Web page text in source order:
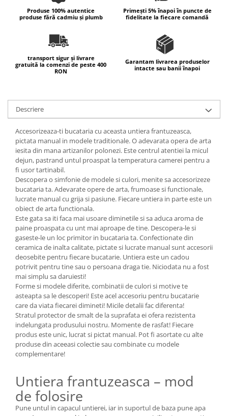
Produse 100% autentice
produse fără cadmiu și plumb
Primești 5% înapoi în puncte de
fidelitate la fiecare comandă
transport sigur și livrare
gratuită la comenzi de peste 400
RON
Garantam livrarea produselor
intacte sau banii înapoi
Descriere
Accesorizeaza-ti bucataria cu aceasta untiera frantuzeasca,
pictata manual in modele traditionale. O adevarata opera de arta
iesita din mana artizanilor polonezi. Este centrul atentiei la micul
dejun, pastrand untul proaspat la temperatura camerei pentru a
fi usor tartinabil.
Descopera o simfonie de modele si culori, menite sa accesorizeze
bucataria ta. Adevarate opere de arta, frumoase si functionale,
lucrate manual cu grija si pasiune. Fiecare untiera in parte este un
obiect de arta functionala.
Este gata sa iti faca mai usoare diminetile si sa aduca aroma de
paine proaspata cu unt mai aproape de tine. Descopera-le si
gaseste-le un loc primitor in bucataria ta. Confectionate din
ceramica de inalta calitate, pictate si lucrate manual sunt accesorii
deosebite pentru fiecare bucatarie. Untiera este un cadou
potrivit pentru tine sau o persoana draga tie. Niciodata nu a fost
mai simplu sa daruiesti!
Forme si modele diferite, combinatii de culori si motive te
asteapta sa le descoperi! Este acel accesoriu pentru bucatarie
care da viata fiecarei dimineti! Micile detalii fac diferenta!
Stratul protector de smalt de la suprafata ei ofera rezistenta
indelungata produsului nostru. Momente de rasfat! Fiecare
produs este unic, lucrat si pictat manual. Pot fi asortate cu alte
produse din aceeasi colectie sau combinate cu modele
complementare!
Untiera frantuzeasca – mod
de folosire
Pune untul in capacul untierei, iar in suportul de baza pune apa